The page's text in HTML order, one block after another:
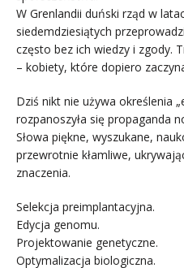
W Grenlandii duński rząd w
siedemdziesiątych
często bez ich wiedzy i zgody.
– kobiety, które dopiero
Dziś nikt nie używa określenia
rozpanoszyła się propaganda
Słowa piękne, wyszukane,
przewrotnie kłamliwe,
znaczenia.
Selekcja preimplantacyjna.
Edycja genomu.
Projektowanie genetyczne.
Optymalizacja biologiczna.